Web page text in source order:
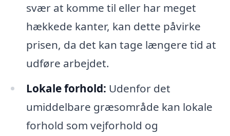
svær at komme til eller har meget
hækkede kanter, kan dette påvirke
prisen, da det kan tage længere tid at
udføre arbejdet.
Lokale forhold: Udenfor det
umiddelbare græsområde kan lokale
forhold som vejforhold og